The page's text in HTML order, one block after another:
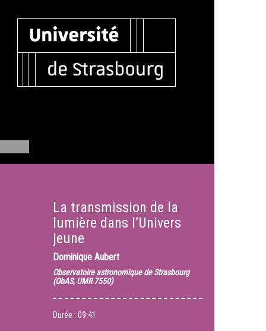
La transmission de la
lumière dans l’Univers
jeune
Dominique Aubert
Observatoire astronomique de Strasbourg
(ObAS, UMR 7550)
Durée : 09:41